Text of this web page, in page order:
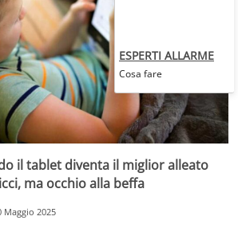
il tablet diventa il miglior alleato
ma occhio alla beffa
Maggio 2025
ESPERTI ALLARME
Cosa fare